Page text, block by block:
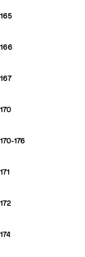
165
166
167
170
170-176
171
172
174